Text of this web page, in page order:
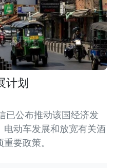
计划
已公布推动该国经济发
动车发展和放宽有关酒
要政策。